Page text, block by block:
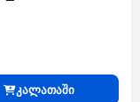
კალათაში